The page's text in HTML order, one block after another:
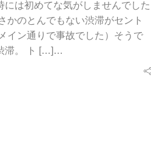
は初めてな気がしませんでした
かのとんでもない渋滞がセント
イン通りで事故でした）そうで
滞。 ト […]…